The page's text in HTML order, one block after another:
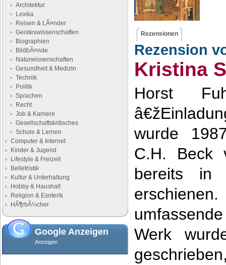
Architektur
Lexika
Reisen & LÃ¤nder
Geisteswissenschaften
Biographien
BildbÃ¤nde
Naturwissenschaften
Gesundheit & Medizin
Technik
Politik
Sprachen
Recht
Job & Karriere
Gesellschaftskritisches
Schule & Lernen
Computer & Internet
Kinder & Jugend
Lifestyle & Freizeit
Belletristik
Kultur & Unterhaltung
Hobby & Haushalt
Religion & Esoterik
HÃ¶rbÃ¼cher
Google Anzeigen
Anzeigen
Rezensionen
Rezension
Kristina
Horst
wurde
C.H. Beck
bereits in
Werk